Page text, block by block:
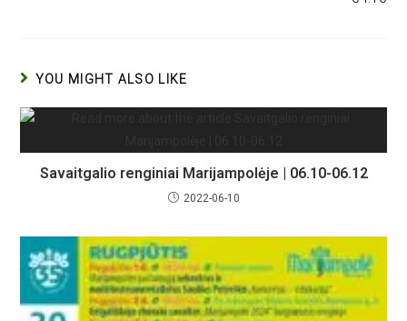
YOU MIGHT ALSO LIKE
Savaitgalio renginiai Marijampolėje | 06.10-06.12
2022-06-10